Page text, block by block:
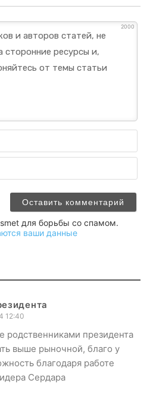
2000
для борьбы со спамом.
ваши данные
12:40
президента
выше рыночной, благо у
благодаря работе
Сердара